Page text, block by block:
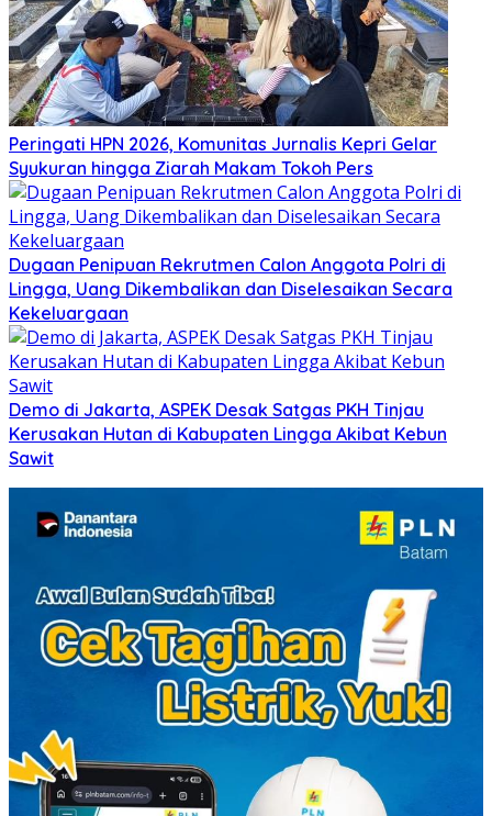
Peringati HPN 2026, Komunitas Jurnalis Kepri Gelar
Syukuran hingga Ziarah Makam Tokoh Pers
Dugaan Penipuan Rekrutmen Calon Anggota Polri di
Lingga, Uang Dikembalikan dan Diselesaikan Secara
Kekeluargaan
Demo di Jakarta, ASPEK Desak Satgas PKH Tinjau
Kerusakan Hutan di Kabupaten Lingga Akibat Kebun
Sawit